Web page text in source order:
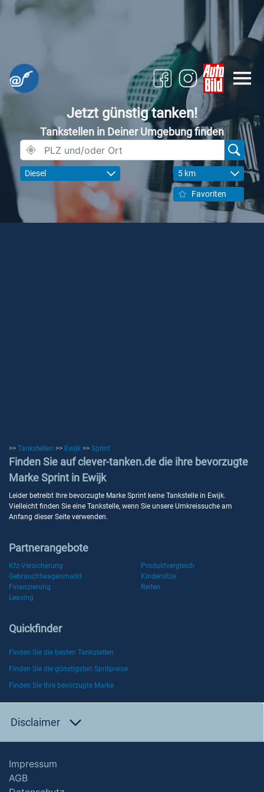
Jetzt günstig tanken!
Tankstellen in Deiner Umgebung finden
Diesel 5 km
Favoriten
>> Tankstellen >> Ewijk >> Sprint
Finden Sie auf clever-tanken.de die ihre bevorzugte
Marke Sprint in Ewijk
Leider betreibt Ihre bevorzugte Marke Sprint keine Tankstelle in Ewijk.
Vielleicht finden Sie eine Tankstelle, wenn Sie unsere Umkreissuche am
Anfang dieser Seite verwenden.
Partnerangebote
Kfz-Versicherung
Produktvergleich
Gebrauchtwagenmarkt
Kindersitze
Finanzierung
Reifen
Leasing
Quickfinder
Finden Sie die besten Tankstellen
Finden Sie die günstigsten Spritpreise
Finden Sie Ihre bevorzugte Marke
Disclaimer
Impressum
AGB